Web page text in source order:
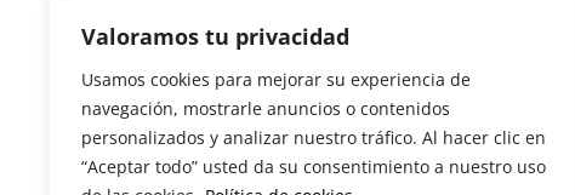
Valoramos tu privacidad
Usamos cookies para mejorar su experiencia de
navegación, mostrarle anuncios o contenidos
personalizados y analizar nuestro tráfico. Al hacer clic en
“Aceptar todo” usted da su consentimiento a nuestro uso
Revista del Sector Hortofrutícola
C/ Presidente Cárdenas nº 10.
41013 Sevilla. ESPAÑA